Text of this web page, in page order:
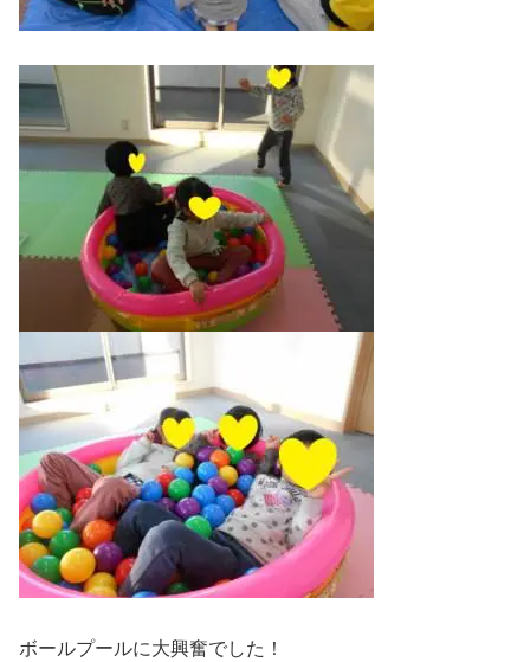
ボールプールに大興奮でした！